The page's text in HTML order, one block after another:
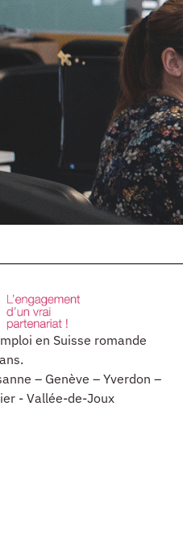
en Suisse romande
– Genève – Yverdon –
- Vallée-de-Joux